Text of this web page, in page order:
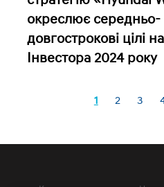
окреслює середньо-
довгострокові цілі
Інвестора 2024 року
1 2 3